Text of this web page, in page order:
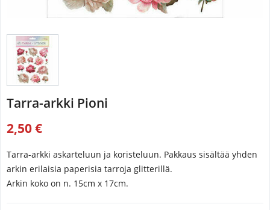
Tarra-arkki Pioni
2,50 €
Tarra-arkki askarteluun ja koristeluun. Pakkaus sisältää yhden
arkin erilaisia paperisia tarroja glitterillä.
Arkin koko on n. 15cm x 17cm.